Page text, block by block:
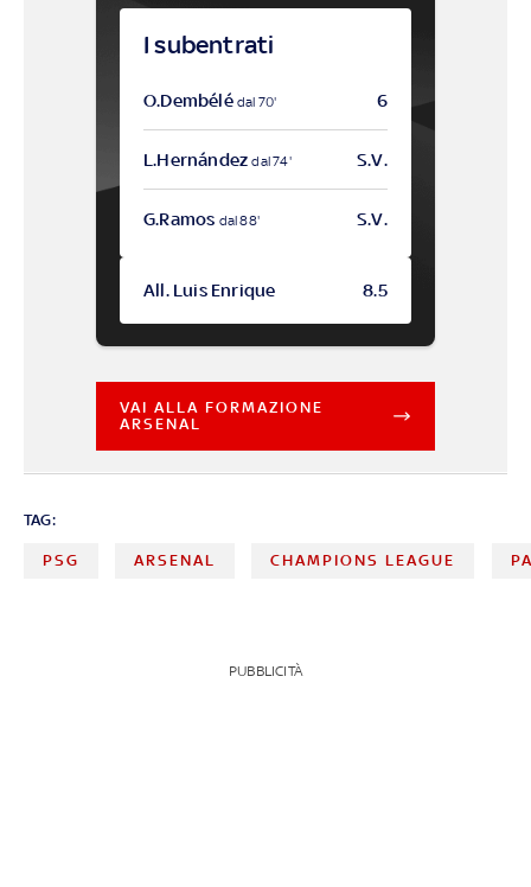
I subentrati
O.Dembélédal 70' 6
L.Hernándezdal 74' S.V.
G.Ramos dal 88' S.V.
All. Luis Enrique 8.5
VAI ALLA FORMAZIONE
ARSENAL
TAG:
PSG ARSENAL CHAMPIONS LEAGUE
PUBBLICITÀ